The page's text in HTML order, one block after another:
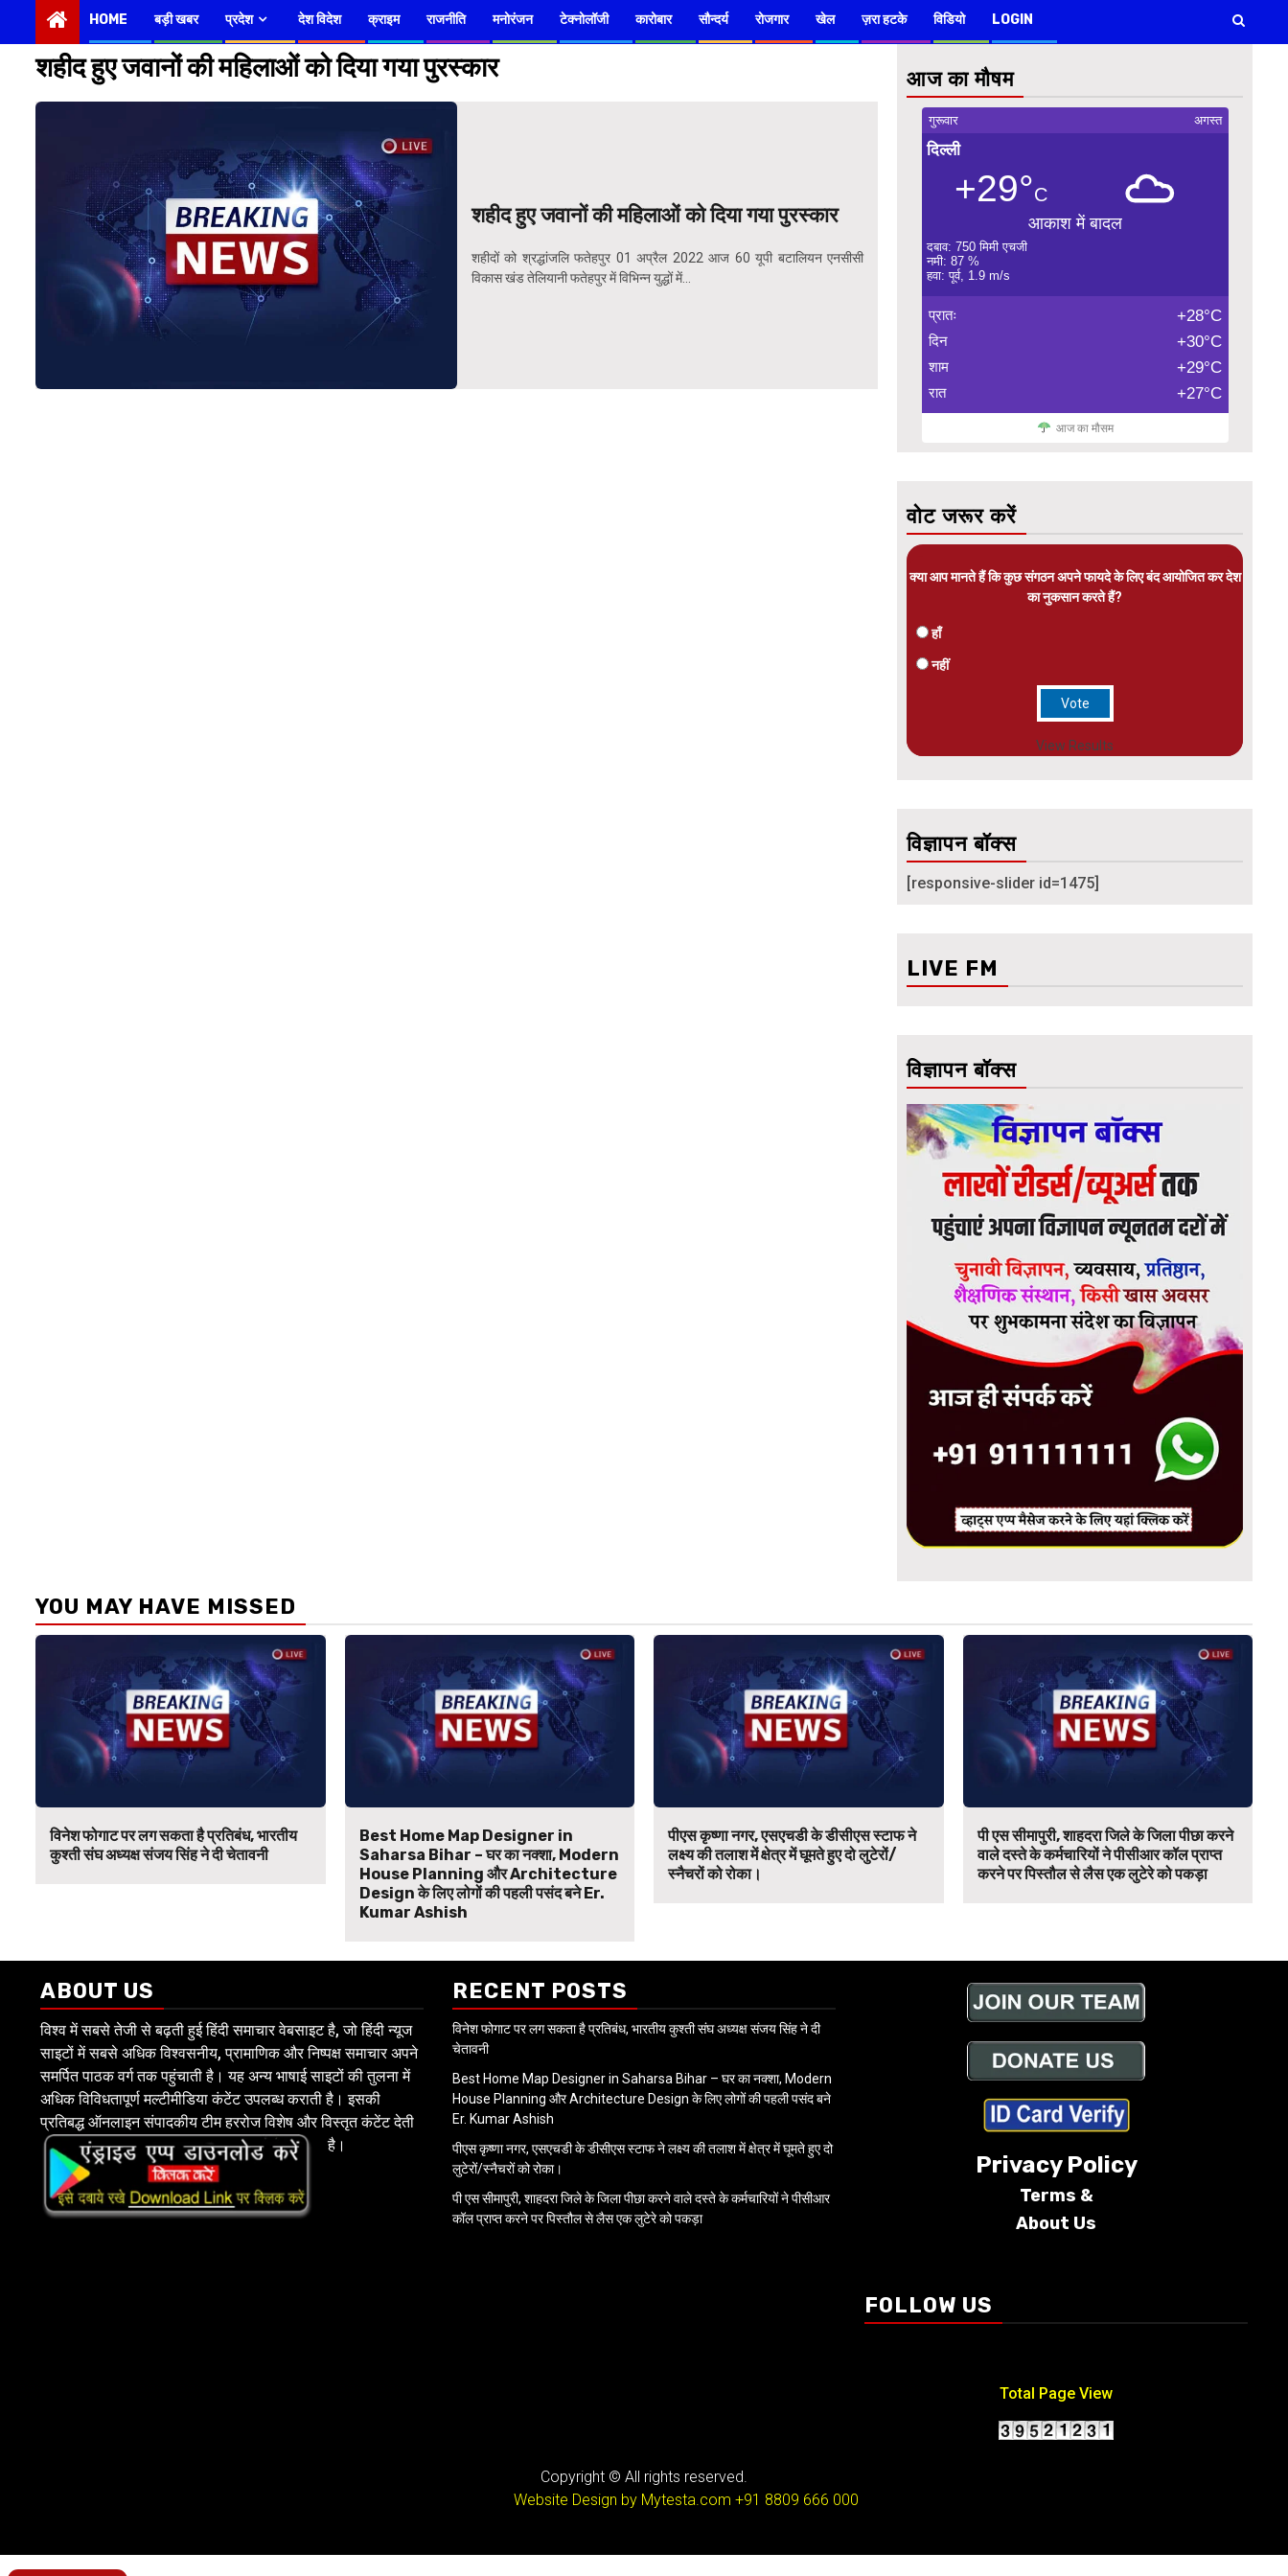
HOME बड़ी खबर प्रदेश देश विदेश क्राइम राजनीति मनोरंजन टेक्नोलॉजी कारोबार सौन्दर्य रोजगार खेल ज़रा हटके विडियो LOGIN
शहीद हुए जवानों की महिलाओं को दिया गया पुरस्कार
शहीद हुए जवानों की महिलाओं को दिया गया पुरस्कार
शहीदों को श्रद्धांजलि फतेहपुर 01 अप्रैल 2022 आज 60 यूपी बटालियन एनसीसी
विकास खंड तेलियानी फतेहपुर में विभिन्न युद्धों में...
आज का मौषम
गुरूवार अगस्त
दिल्ली
+29°C
आकाश में बादल
दबाव: 750 मिमी एचजी
नमी: 87 %
हवा: पूर्व, 1.9 m/s
प्रातः +28°C
दिन +30°C
शाम +29°C
रात +27°C
आज का मौसम
वोट जरूर करें
क्या आप मानते हैं कि कुछ संगठन अपने फायदे के लिए बंद आयोजित कर देश
का नुकसान करते हैं?
हाँ
नहीं
View Results
विज्ञापन बॉक्स
[responsive-slider id=1475]
LIVE FM
विज्ञापन बॉक्स
YOU MAY HAVE MISSED
विनेश फोगाट पर लग सकता है प्रतिबंध, भारतीय
कुश्ती संघ अध्यक्ष संजय सिंह ने दी चेतावनी
Best Home Map Designer in
Saharsa Bihar – घर का नक्शा, Modern
House Planning और Architecture
Design के लिए लोगों की पहली पसंद बने Er.
Kumar Ashish
पीएस कृष्णा नगर, एसएचडी के डीसीएस स्टाफ ने
लक्ष्य की तलाश में क्षेत्र में घूमते हुए दो लुटेरों/
स्नैचरों को रोका।
पी एस सीमापुरी, शाहदरा जिले के जिला पीछा करने
वाले दस्ते के कर्मचारियों ने पीसीआर कॉल प्राप्त
करने पर पिस्तौल से लैस एक लुटेरे को पकड़ा
ABOUT US
विश्व में सबसे तेजी से बढ़ती हुई हिंदी समाचार वेबसाइट है, जो हिंदी न्यूज
साइटों में सबसे अधिक विश्वसनीय, प्रामाणिक और निष्पक्ष समाचार अपने
समर्पित पाठक वर्ग तक पहुंचाती है। यह अन्य भाषाई साइटों की तुलना में
अधिक विविधतापूर्ण मल्टीमीडिया कंटेंट उपलब्ध कराती है। इसकी
प्रतिबद्ध ऑनलाइन संपादकीय टीम हररोज विशेष और विस्तृत कंटेंट देती
है।
RECENT POSTS
विनेश फोगाट पर लग सकता है प्रतिबंध, भारतीय कुश्ती संघ अध्यक्ष संजय सिंह ने दी
चेतावनी
Best Home Map Designer in Saharsa Bihar – घर का नक्शा, Modern
House Planning और Architecture Design के लिए लोगों की पहली पसंद बने
Er. Kumar Ashish
पीएस कृष्णा नगर, एसएचडी के डीसीएस स्टाफ ने लक्ष्य की तलाश में क्षेत्र में घूमते हुए दो
लुटेरों/स्नैचरों को रोका।
पी एस सीमापुरी, शाहदरा जिले के जिला पीछा करने वाले दस्ते के कर्मचारियों ने पीसीआर
कॉल प्राप्त करने पर पिस्तौल से लैस एक लुटेरे को पकड़ा
Privacy Policy
Terms &
About Us
FOLLOW US
Total Page View
Copyright © All rights reserved.
Website Design by Mytesta.com +91 8809 666 000